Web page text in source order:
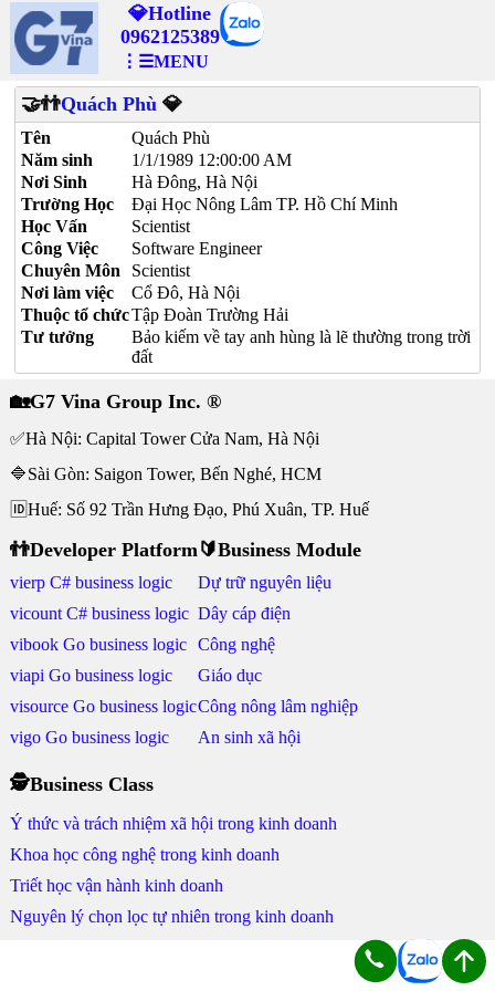
💎Hotline
0962125389
⋮☰MENU
🤝👬Quách Phù 💎
Tên
Quách Phù
Năm sinh
1/1/1989 12:00:00 AM
Nơi Sinh
Hà Đông, Hà Nội
Trường Học
Đại Học Nông Lâm TP. Hồ Chí Minh
Học Vấn
Scientist
Công Việc
Software Engineer
Chuyên Môn
Scientist
Nơi làm việc
Cổ Đô, Hà Nội
Thuộc tổ chứcTập Đoàn Trường Hải
Tư tưởng
Bảo kiếm về tay anh hùng là lẽ thường trong trời
đất
🏡G7 Vina Group Inc. ®
✅Hà Nội: Capital Tower Cửa Nam, Hà Nội
🔷Sài Gòn: Saigon Tower, Bến Nghé, HCM
🆔Huế: Số 92 Trần Hưng Đạo, Phú Xuân, TP. Huế
👬Developer Platform
vierp C# business logic
vicount C# business logic
vibook Go business logic
viapi Go business logic
visource Go business logic
vigo Go business logic
🔰Business Module
Dự trữ nguyên liệu
Dây cáp điện
Công nghệ
Giáo dục
Công nông lâm nghiệp
An sinh xã hội
🕵Business Class
Ý thức và trách nhiệm xã hội trong kinh doanh
Khoa học công nghệ trong kinh doanh
Triết học vận hành kinh doanh
Nguyên lý chọn lọc tự nhiên trong kinh doanh